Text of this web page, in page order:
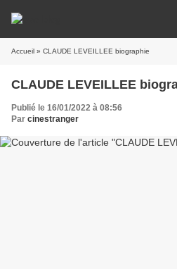
Accueil » CLAUDE LEVEILLEE biographie
CLAUDE LEVEILLEE
Publié le 16/01/2022 à 08:56
Par cinestranger